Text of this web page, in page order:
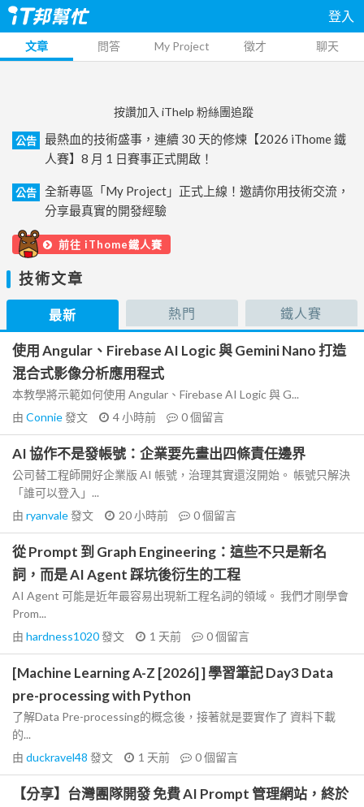
登入
文章 問答 My Project 徵才 聊天
按讚加入 iThelp 粉絲團追蹤
公告
最熱血的技術盛事，連續 30 天的修煉【2026 iThome 鐵
人賽】8 月 1 日賽事正式開啟！
公告
全新專區「My Project」正式上線！邀請你用技術交流，
分享最真實的開發經驗
前往 iThome鐵人賽
技術文章
最新 熱門 鐵人賽
使用 Angular、Firebase AI Logic 與 Gemini Nano 打造
混合式影像分析應用程式
本教學將示範如何使用 Angular、Firebase AI Logic 與 G...
由 Connie發文 4 小時前 0個留言
AI 協作不是發帳號：企業要先畫出四條責任邊界
公司替工程師開好企業版 AI 帳號，治理其實還沒開始。 帳號只解決
「誰可以登入」...
由 ryanvale發文 20 小時前 0個留言
從 Prompt 到 Graph Engineering：這些不只是新名
詞，而是 AI Agent 踩坑後衍生的工程
AI Agent 可能是近年最容易出現新工程名詞的領域。 我們才剛學會
Prom...
由 hardness1020發文 1 天前 0個留言
[Machine Learning A-Z [2026] ] 學習筆記 Day3 Data
pre-processing with Python
了解Data Pre-processing的概念後，接著就是要實作了 資料下載
的...
由 duckravel48 發文 1 天前 0個留言
【分享】台灣團隊開發 免費 AI Prompt 管理網站，終於